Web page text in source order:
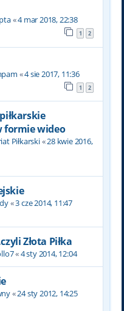
«4 mar 2018, 22:38
1 2
«4 sie 2017, 11:36
1 2
formie wideo
Piłkarski«28 kwie 2016,
«3 cze 2014, 11:47
Złota Piłka
«4 sty 2014, 12:04
«24 sty 2012, 14:25